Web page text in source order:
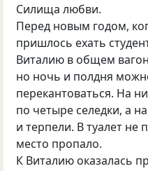
Силища любви.
Перед новым годом,
пришлось ехать
Виталию в общем
но ночь и полдня
перекантоваться. На
по четыре селедки, а
и терпели. В туалет
место пропало.
К Виталию оказалась